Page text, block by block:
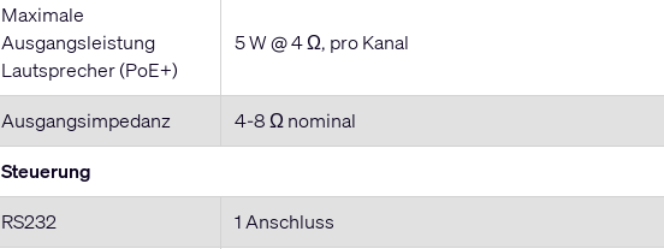
Maximale
Ausgangsleistung
Lautsprecher (PoE+)
5 W @ 4 Ω, pro Kanal
Ausgangsimpedanz
4-8 Ω nominal
Steuerung
RS232
1 Anschluss